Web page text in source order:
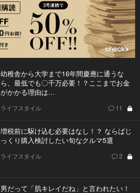
幼稚舎から大学まで16年間慶應に通うな
ら、最低でも〇千万必要！？ここまでお金
がかかる理由は…
ライフスタイル 11
増税前に駆け込む必要はなし！？ ならばじ
っくり購入検討したい旬なクルマ5選
ライフスタイル 2
男だって「肌キレイだね」と言われたい！